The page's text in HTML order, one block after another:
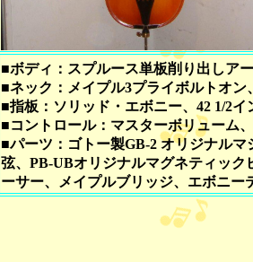
■ボディ：スプルース単板削り出しア
■ネック：メイプル3プライボルトオ
■指板：ソリッド・エボニー、42 1/2イ
■コントロール：マスターボリューム
■パーツ：ゴトー製GB-2 オリジナル
弦、PB-UBオリジナルマグネティック
ーサー、メイプルブリッジ、エボニ